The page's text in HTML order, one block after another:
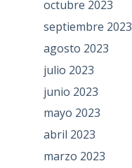
octubre 2023
septiembre 2023
agosto 2023
julio 2023
junio 2023
mayo 2023
abril 2023
marzo 2023